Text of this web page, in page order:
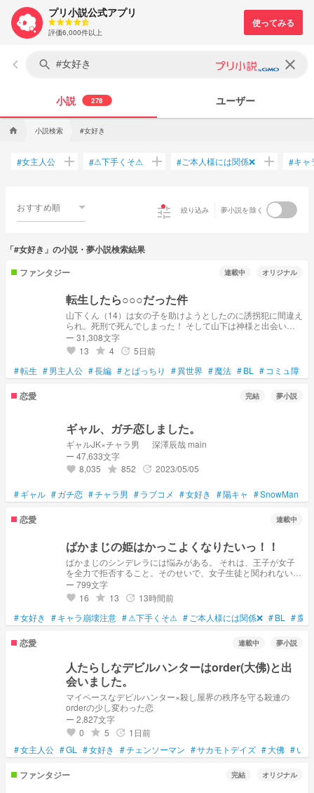
プリ小説公式アプリ
評価6,000件以上
keyboard_arrow_left search clear
小説 278 ユーザー
home 小説検索 #女好き
#女主人公 add #⚠下手くそ⚠ add #ご本人様には関係❌ add #キャ
おすすめ順 tune 絞り込み 夢小説を除く
「#女好き」の小説・夢小説検索結果
ファンタジー
連載中 オリジナル
転生したら○○○だった件
山下くん（14）は女の子を助けようとしたのに誘拐犯に間違え
られ。死刑で死んでしまった！ そして山下は神様と出会い、
転生する権利と固有能力をゲットできるという権利をもらっ
た！ 山下はなんの固有能力を手に入れるのか！？ 夏休み入
ったんでできるだけ毎日投稿します
ー 31,308文字
favorite 13 grade 4 update 5日前
#転生 #男主人公 #長編 # とばっちり #異世界 #魔法 #BL # コミュ障
恋愛 完結 夢小説
ギャル、ガチ恋しました。
ギャルJK×チャラ男 深澤辰哉 main
ー 47,633文字
favorite 8,035 grade 852 update 2023/05/05
#ギャル #ガチ恋 #チャラ男 #ラブコメ #女好き #陽キャ #SnowMan
恋愛 連載中
ばかまじの姫はかっこよくなりたいっ！！
ばかまじのシンデレラには悩みがある。 それは、王子が女子
を全力で拒否すること。そのせいで、女子生徒と関われない。
果たして、女好きのシンデレラは、強すぎる彼の愛をどう受け
止めてゆくのかー
ー 799文字
favorite 16 grade 13 update 13時間前
#女好き #キャラ崩壊注意 #⚠下手くそ⚠ #ご本人様には関係❌ #BL #腐
恋愛 連載中 夢小説
人たらしなデビルハンターはorder(大佛)と出
会いました。
マイペースなデビルハンター×殺し屋界の秩序を守る殺連の
orderの少し変わった恋
ー 2,827文字
favorite 0 grade 5 update 1日前
#女主人公 #GL #女好き #チェンソーマン #サカモトデイズ #大佛 #い
ファンタジー 完結 オリジナル